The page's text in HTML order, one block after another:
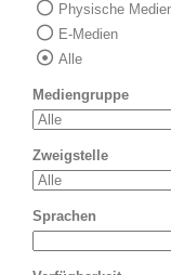
Physische
E-Medien
Alle
Mediengruppe
Zweigstelle
Sprachen